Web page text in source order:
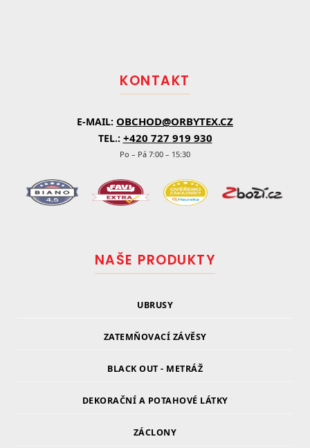
KONTAKT
E-MAIL: OBCHOD@ORBYTEX.CZ
TEL.: +420 727 919 930
Po – Pá 7:00 – 15:30
NAŠE PRODUKTY
UBRUSY
ZATEMŇOVACÍ ZÁVĚSY
BLACK OUT - METRÁŽ
DEKORAČNÍ A POTAHOVÉ LÁTKY
ZÁCLONY